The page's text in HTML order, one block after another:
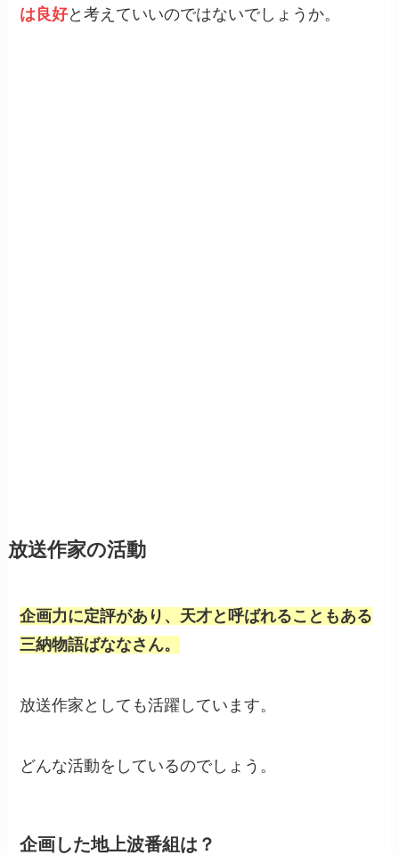
は良好と考えていいのではないでしょうか。
放送作家の活動
企画力に定評があり、天才と呼ばれることもある
三納物語ばななさん。
放送作家としても活躍しています。
どんな活動をしているのでしょう。
企画した地上波番組は？